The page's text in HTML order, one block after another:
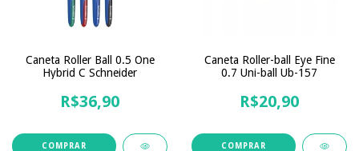
Caneta Roller Ball 0.5 One
Hybrid C Schneider
R$36,90
COMPRAR
Caneta Roller-ball Eye Fine
0.7 Uni-ball Ub-157
R$20,90
COMPRAR